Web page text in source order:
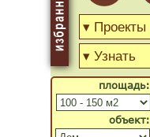
объект:
площадь: